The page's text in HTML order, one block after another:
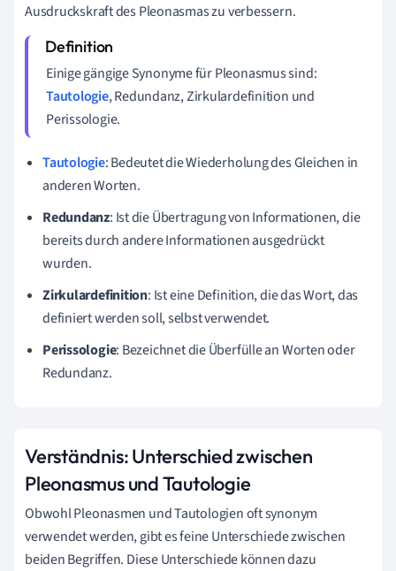
Ausdruckskraft des Pleonasmas zu verbessern.
Einige gängige Synonyme für Pleonasmus sind:
Tautologie, Redundanz, Zirkulardefinition und
Perissologie.
Tautologie: Bedeutet die Wiederholung des Gleichen in
anderen Worten.
Redundanz: Ist die Übertragung von Informationen, die
bereits durch andere Informationen ausgedrückt
wurden.
Zirkulardefinition: Ist eine Definition, die das Wort, das
definiert werden soll, selbst verwendet.
Perissologie: Bezeichnet die Überfülle an Worten oder
Redundanz.
Verständnis: Unterschied zwischen
Pleonasmus und Tautologie
Obwohl Pleonasmen und Tautologien oft synonym
verwendet werden, gibt es feine Unterschiede zwischen
beiden Begriffen. Diese Unterschiede können dazu